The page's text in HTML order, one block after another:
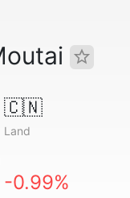
🇨🇳
Land
-0.99%